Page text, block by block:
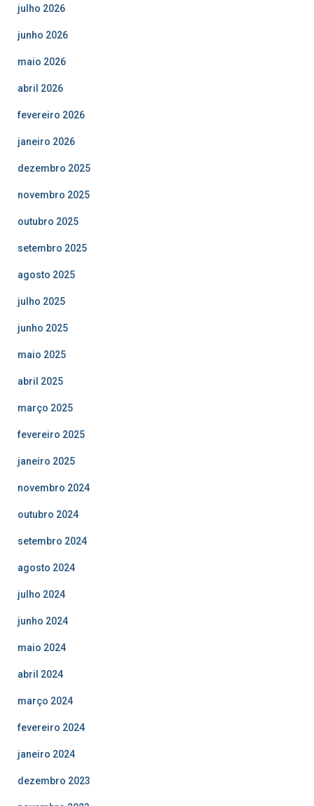
julho 2026
junho 2026
maio 2026
abril 2026
fevereiro 2026
janeiro 2026
dezembro 2025
novembro 2025
outubro 2025
setembro 2025
agosto 2025
julho 2025
junho 2025
maio 2025
abril 2025
março 2025
fevereiro 2025
janeiro 2025
novembro 2024
outubro 2024
setembro 2024
agosto 2024
julho 2024
junho 2024
maio 2024
abril 2024
março 2024
fevereiro 2024
janeiro 2024
dezembro 2023